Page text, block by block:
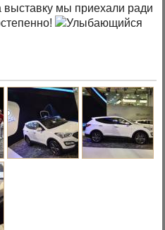
выставку мы приехали ради